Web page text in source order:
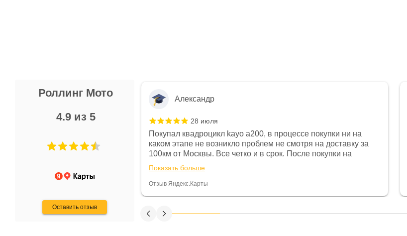
Роллинг Мото
4.9 из 5
Оставить отзыв
Не понравились условия
и дают только на год)
Александр
28 июля
Покупал квадроцикл kayo a200, в процессе покупки ни на
каком этапе не возникло проблем не смотря на доставку за
100км от Москвы. Все четко и в срок. После покупки на
спидометре всегда был 0, при этом представители магазина
постоянно были на связи и в итоге проблема была решена.
Считаю, что это говорит о небезразличии к клиенту после
Показать больше
Отзыв Яндекс.Карты